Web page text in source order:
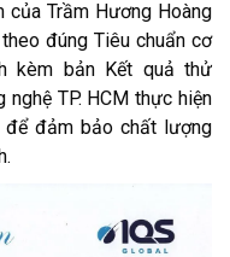
Trầm Hương Hoàng
đúng Tiêu chuẩn cơ
kèm bản Kết quả thử
TP. HCM thực hiện
đảm bảo chất lượng